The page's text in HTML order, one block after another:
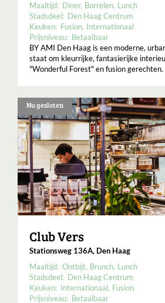
Maaltijd: Diner Borrelen Lunch
Stadsdeel: Den Haag Centrum
Keuken: Fusion Internationaal
Prijsniveau: Betaalbaar
BY AMI Den Haag is een moderne,
staat om kleurrijke, fantasierijke
"Wonderful Forest" en fusion gerechten.
Nu gesloten
Club Vers
Stationsweg 136A, Den Haag
Maaltijd: Ontbijt Brunch Lunch
Stadsdeel: Den Haag Centrum
Keuken: Internationaal Fusion
Prijsniveau: Betaalbaar